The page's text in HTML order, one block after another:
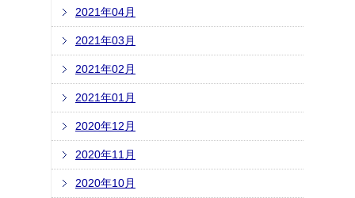
2021年04月
2021年03月
2021年02月
2021年01月
2020年12月
2020年11月
2020年10月